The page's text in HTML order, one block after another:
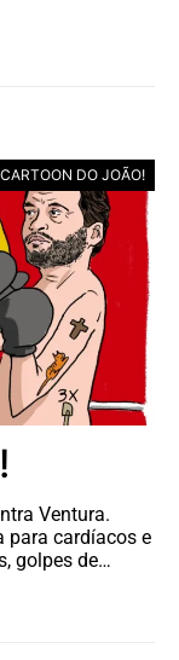
DO JOÃO!
Ventura.
para cardíacos e
golpes de…